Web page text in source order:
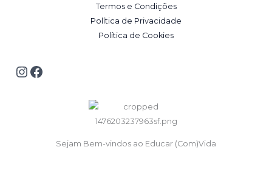
Termos e Condições
Política de Privacidade
Política de Cookies
Sejam Bem-vindos ao Educar (Com)Vida